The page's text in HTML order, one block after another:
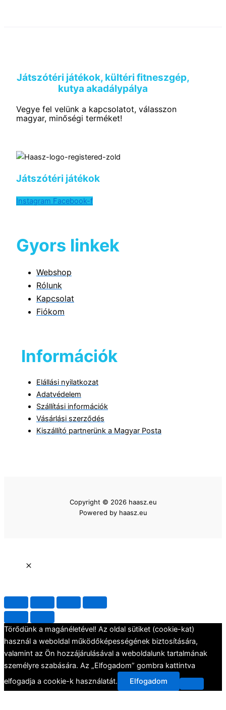
Játszótéri játékok, kültéri fitneszgép,
kutya akadálypálya
Vegye fel velünk a kapcsolatot, válasszon
magyar, minőségi terméket!
Játszótéri játékok
Instagram Facebook-f
Gyors linkek
Webshop
Rólunk
Kapcsolat
Fiókom
Információk
Elállási nyilatkozat
Adatvédelem
Szállítási információk
Vásárlási szerződés
Kiszállító partnerünk a Magyar Posta
Copyright © 2026 haasz.eu
Powered by haasz.eu
Törődünk a magánéletével! Az oldal sütiket (cookie-kat)
használ a weboldal működőképességének biztosítására,
valamint az Ön hozzájárulásával a weboldalunk tartalmának
személyre szabására. Az „Elfogadom” gombra kattintva
elfogadja a cookie-k használatát.
Elfogadom